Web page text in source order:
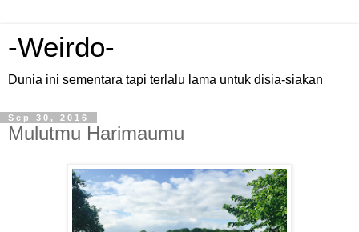
-Weirdo-
Dunia ini sementara tapi terlalu lama untuk disia-siakan
Sep 30, 2016
Mulutmu Harimaumu